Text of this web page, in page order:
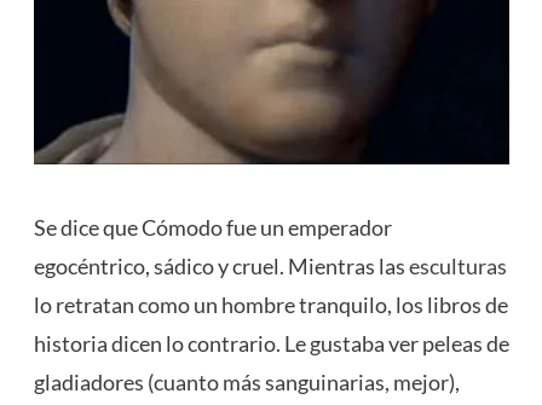
Se dice que Cómodo fue un emperador
egocéntrico, sádico y cruel. Mientras lasesculturas
lo retratan como un hombre tranquilo, los libros de
historia dicen lo contrario. Le gustaba ver peleas de
gladiadores (cuanto más sanguinarias, mejor),